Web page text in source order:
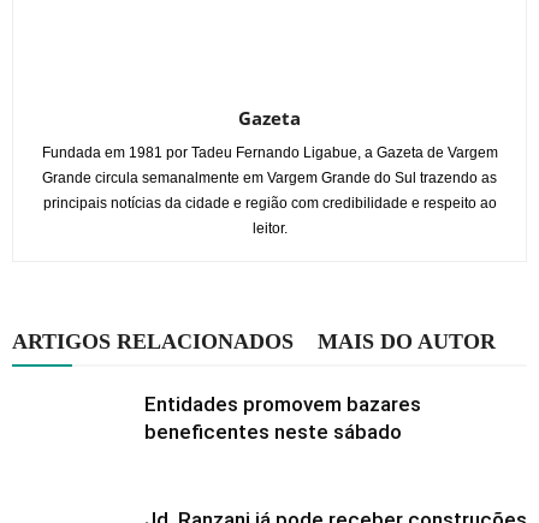
Gazeta
Fundada em 1981 por Tadeu Fernando Ligabue, a Gazeta de Vargem
Grande circula semanalmente em Vargem Grande do Sul trazendo as
principais notícias da cidade e região com credibilidade e respeito ao
leitor.
ARTIGOS RELACIONADOS MAIS DO AUTOR
Entidades promovem bazares
beneficentes neste sábado